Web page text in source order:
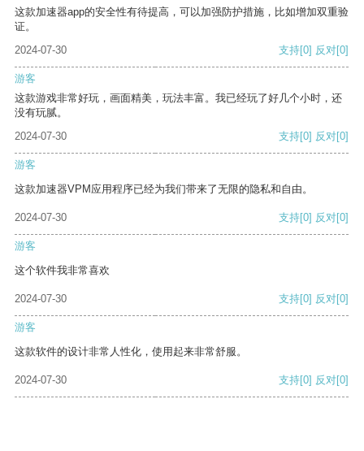
这款加速器app的安全性有待提高，可以加强防护措施，比如增加双重验
证。
2024-07-30
支持[0] 反对[0]
游客
这款游戏非常好玩，画面精美，玩法丰富。我已经玩了好几个小时，还
没有玩腻。
2024-07-30
支持[0] 反对[0]
游客
这款加速器VPM应用程序已经为我们带来了无限的隐私和自由。
2024-07-30 支持[0] 反对[0]
游客
这个软件我非常喜欢
2024-07-30 支持[0] 反对[0]
游客
这款软件的设计非常人性化，使用起来非常舒服。
2024-07-30 支持[0] 反对[0]